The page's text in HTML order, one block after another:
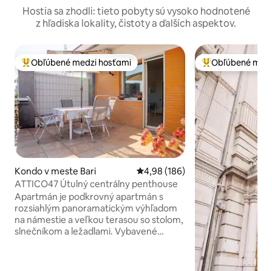
Hostia sa zhodli: tieto pobyty sú vysoko hodnotené
z hľadiska lokality, čistoty a ďalších aspektov.
Najobľúbenejšie medzi hosťami
Obľúbené medzi hosťami
Kondo v meste Bari Priemerné ohodnotenie 4,98 z
4,98 (186)
ATTICO47 Útulný centrálny penthouse
Apartmán je podkrovný apartmán s
rozsiahlým panoramatickým výhľadom
na námestie a veľkou terasou so stolom,
slnečníkom a ležadlami. Vybavené
Najobľúbenejšie
Obľúbené